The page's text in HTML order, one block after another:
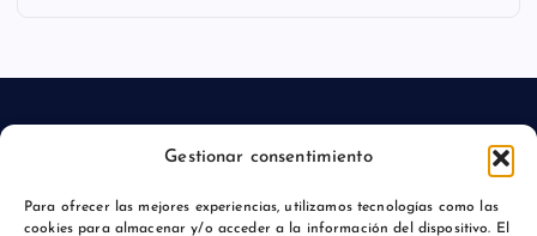
Gestionar consentimiento
Para ofrecer las mejores experiencias, utilizamos tecnologías como las
cookies para almacenar y/o acceder a la información del dispositivo. El
Política de privacidad